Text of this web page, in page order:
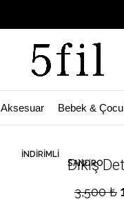
Aksesuar Bebek &
İNDIRIMLI
SANDRO
Dikiş
3,500₺